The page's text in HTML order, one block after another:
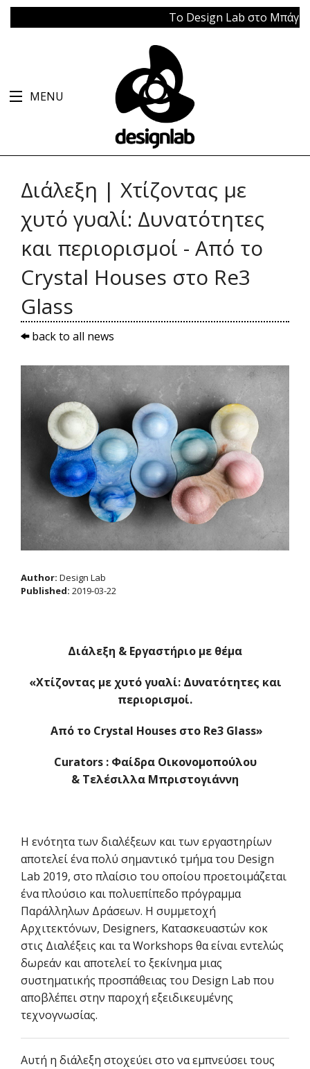
Το Design Lab στο Μπάγκειον
MENU
Διάλεξη | Χτίζοντας με
χυτό γυαλί: Δυνατότητες
και περιορισμοί - Από το
Crystal Houses στο Re3
Glass
back to all news
Author: Design Lab
Published: 2019-03-22
Διάλεξη & Εργαστήριο με θέμα
«Χτίζοντας με χυτό γυαλί: Δυνατότητες και
περιορισμοί.
Από τοCrystal Houses στοRe3 Glass»
Curators : Φαίδρα Οικονομοπούλου
& Τελέσιλλα Μπριστογιάννη
Η ενότητα των διαλέξεων και των εργαστηρίων
αποτελεί ένα πολύ σημαντικό τμήμα του Design
Lab 2019, στο πλαίσιο του οποίου προετοιμάζεται
ένα πλούσιο και πολυεπίπεδο πρόγραμμα
Παράλληλων Δράσεων. Η συμμετοχή
Αρχιτεκτόνων, Designers, Κατασκευαστών κοκ
στις Διαλέξεις και τα Workshops θα είναι εντελώς
δωρεάν και αποτελεί το ξεκίνημα μιας
συστηματικής προσπάθειας του Design Lab που
αποβλέπει στην παροχή εξειδικευμένης
τεχνογνωσίας.
Αυτή η διάλεξη στοχεύει στο να εμπνεύσει τους